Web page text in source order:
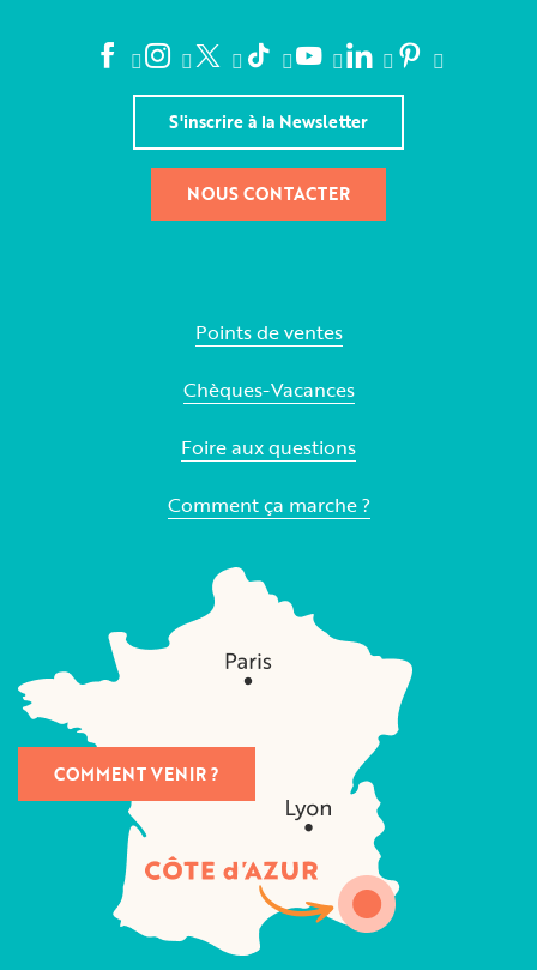
S'inscrire à la Newsletter
NOUS CONTACTER
Points de ventes
Chèques-Vacances
Foire aux questions
Comment ça marche ?
COMMENT VENIR ?